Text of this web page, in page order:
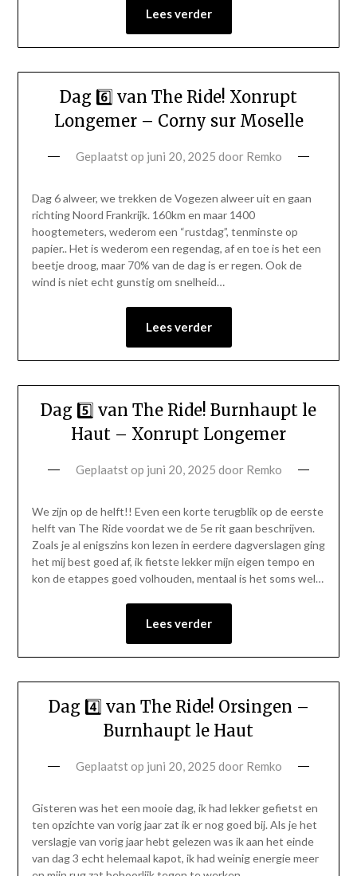
Lees verder
Dag 6️⃣ van The Ride! Xonrupt
Longemer – Corny sur Moselle
Geplaatst op juni 20, 2025 door Remko
Dag 6 alweer, we trekken de Vogezen alweer uit en gaan
richting Noord Frankrijk. 160km en maar 1400
hoogtemeters, wederom een “rustdag”, tenminste op
papier.. Het is wederom een regendag, af en toe is het een
beetje droog, maar 70% van de dag is er regen. Ook de
wind is niet echt gunstig om snelheid…
Lees verder
Dag 5️⃣ van The Ride! Burnhaupt le
Haut – Xonrupt Longemer
Geplaatst op juni 20, 2025 door Remko
We zijn op de helft!! Even een korte terugblik op de eerste
helft van The Ride voordat we de 5e rit gaan beschrijven.
Zoals je al enigszins kon lezen in eerdere dagverslagen ging
het mij best goed af, ik fietste lekker mijn eigen tempo en
kon de etappes goed volhouden, mentaal is het soms wel…
Lees verder
Dag 4️⃣ van The Ride! Orsingen –
Burnhaupt le Haut
Geplaatst op juni 20, 2025 door Remko
Gisteren was het een mooie dag, ik had lekker gefietst en
ten opzichte van vorig jaar zat ik er nog goed bij. Als je het
verslagje van vorig jaar hebt gelezen was ik aan het einde
van dag 3 echt helemaal kapot, ik had weinig energie meer